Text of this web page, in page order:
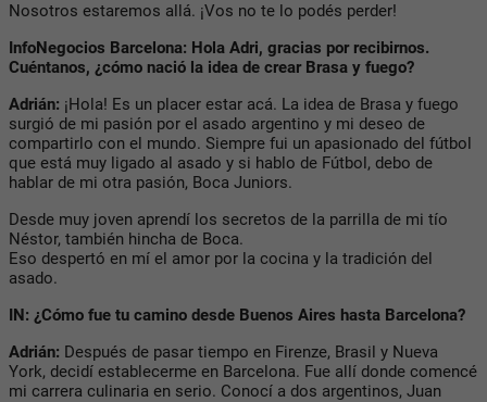
Nosotros estaremos allá. ¡Vos no te lo podés perder!
InfoNegocios Barcelona: Hola Adri, gracias por recibirnos.
Cuéntanos, ¿cómo nació la idea de crear Brasa y fuego?
Adrián: ¡Hola! Es un placer estar acá. La idea de Brasa y fuego
surgió de mi pasión por el asado argentino y mi deseo de
compartirlo con el mundo. Siempre fui un apasionado del fútbol
que está muy ligado al asado y si hablo de Fútbol, debo de
hablar de mi otra pasión, Boca Juniors.
Desde muy joven aprendí los secretos de la parrilla de mi tío
Néstor, también hincha de Boca.
Eso despertó en mí el amor por la cocina y la tradición del
asado.
IN: ¿Cómo fue tu camino desde Buenos Aires hasta Barcelona?
Adrián: Después de pasar tiempo en Firenze, Brasil y Nueva
York, decidí establecerme en Barcelona. Fue allí donde comencé
mi carrera culinaria en serio. Conocí a dos argentinos, Juan